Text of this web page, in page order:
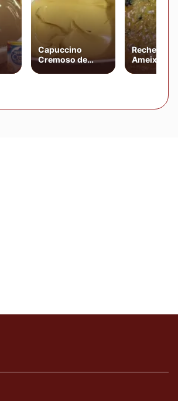
Capuccino
Cremoso de
Recheio de
Ameixa